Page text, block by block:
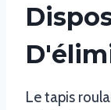
Le tapis